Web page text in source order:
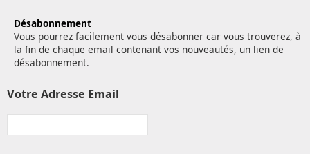
Désabonnement
Vous pourrez facilement vous désabonner car vous trouverez, à
la fin de chaque email contenant vos nouveautés, un lien de
désabonnement.
Votre Adresse Email